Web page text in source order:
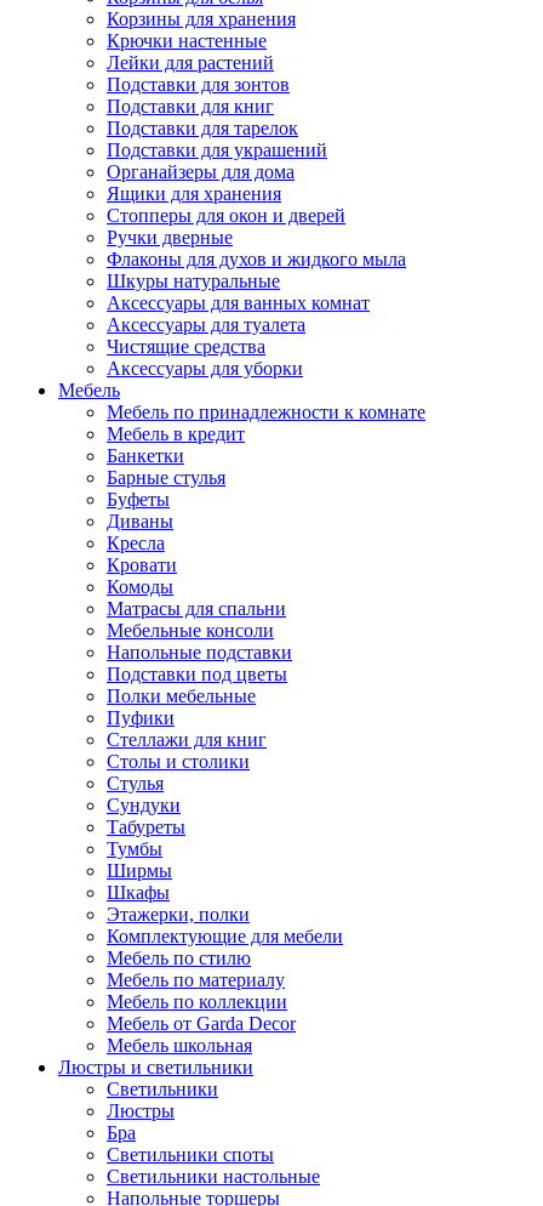
Корзины для хранения
Крючки настенные
Лейки для растений
Подставки для зонтов
Подставки для книг
Подставки для тарелок
Подставки для украшений
Органайзеры для дома
Ящики для хранения
Стопперы для окон и дверей
Ручки дверные
Флаконы для духов и жидкого мыла
Шкуры натуральные
Аксессуары для ванных комнат
Аксессуары для туалета
Чистящие средства
Аксессуары для уборки
Мебель
Мебель по принадлежности к комнате
Мебель в кредит
Банкетки
Барные стулья
Буфеты
Диваны
Кресла
Кровати
Комоды
Матрасы для спальни
Мебельные консоли
Напольные подставки
Подставки под цветы
Полки мебельные
Пуфики
Стеллажи для книг
Столы и столики
Стулья
Сундуки
Табуреты
Тумбы
Ширмы
Шкафы
Этажерки, полки
Комплектующие для мебели
Мебель по стилю
Мебель по материалу
Мебель по коллекции
Мебель от Garda Decor
Мебель школьная
Люстры и светильники
Светильники
Люстры
Бра
Светильники споты
Светильники настольные
Напольные торшеры